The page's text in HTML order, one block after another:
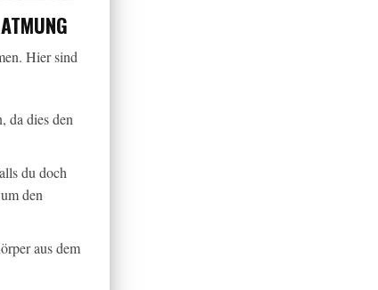
Hier sind
da dies den
du doch
den
aus dem